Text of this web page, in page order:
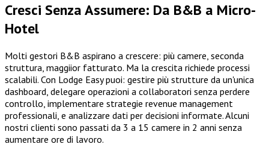
Cresci Senza Assumere: Da B&B a Micro-
Hotel
Molti gestori B&B aspirano a crescere: più camere, seconda
struttura, maggiior fatturato. Ma la crescita richiede processi
scalabili. Con Lodge Easy puoi: gestire più strutture da un'unica
dashboard, delegare operazioni a collaboratori senza perdere
controllo, implementare strategie revenue management
professionali, e analizzare dati per decisioni informate. Alcuni
nostri clienti sono passati da 3 a 15 camere in 2 anni senza
aumentare ore di lavoro.